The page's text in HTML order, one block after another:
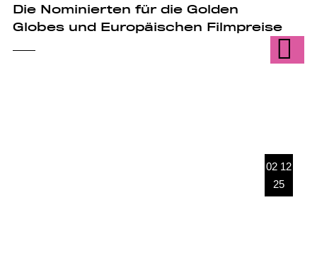
Die Nominierten für die Golden
Globes und Europäischen Filmpreise
02 12
25